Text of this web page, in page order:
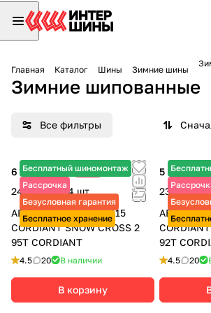
Главная Каталог Шины Зимние шины
Зимние шипованные
Все фильтры
Бесплатный шиномонтаж
Рассрочка
Безусловная гарантия
Бесплатное хранение
6 130 ₽6 520 ₽ -6%
24 520 ₽ за 4 шт.
АВТОШИНЫ 195/65 R15
CORDIANT SNOW CROSS 2
95T CORDIANT
4.5 20 В наличии
В корзину
5 805 ₽6
23 220 ₽
92T
4.5 20